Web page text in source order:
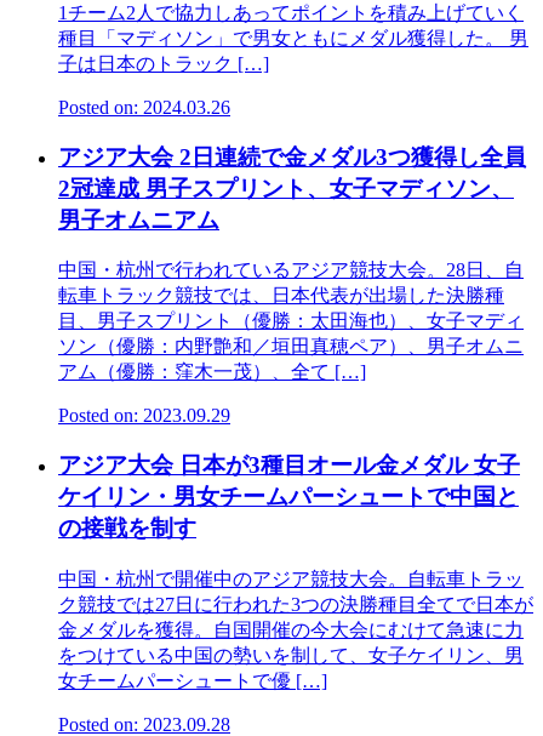
1チーム2人で協力しあってポイントを積み上げていく
種目「マディソン」で男女ともにメダル獲得した。 男
子は日本のトラック […]
Posted on: 2024.03.26
アジア大会 2日連続で金メダル3つ獲得し全員
2冠達成 男子スプリント、女子マディソン、
男子オムニアム
中国・杭州で行われているアジア競技大会。28日、自
転車トラック競技では、日本代表が出場した決勝種
目、男子スプリント（優勝：太田海也）、女子マディ
ソン（優勝：内野艶和／垣田真穂ペア）、男子オムニ
アム（優勝：窪木一茂）、全て […]
Posted on: 2023.09.29
アジア大会 日本が3種目オール金メダル 女子
ケイリン・男女チームパーシュートで中国と
の接戦を制す
中国・杭州で開催中のアジア競技大会。自転車トラッ
ク競技では27日に行われた3つの決勝種目全てで日本が
金メダルを獲得。自国開催の今大会にむけて急速に力
をつけている中国の勢いを制して、女子ケイリン、男
女チームパーシュートで優 […]
Posted on: 2023.09.28